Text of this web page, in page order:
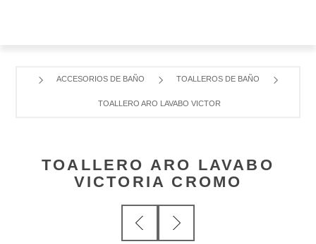
ACCESORIOS DE BAÑO TOALLEROS DE BAÑO
TOALLERO ARO LAVABO VICTORIA CROMO
TOALLERO ARO LAVABO
VICTORIA CROMO